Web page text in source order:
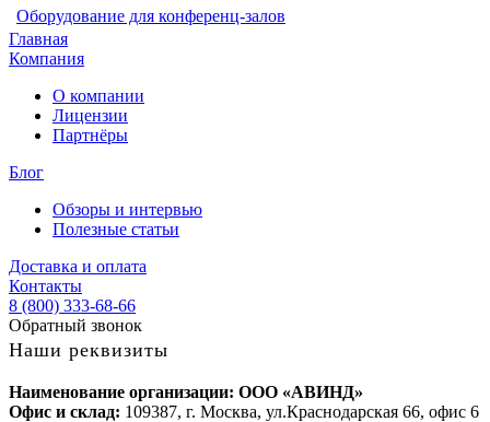
Оборудование для конференц-залов
Главная
Компания
О компании
Лицензии
Партнёры
Блог
Обзоры и интервью
Полезные статьи
Доставка и оплата
Контакты
8 (800) 333-68-66
Обратный звонок
Наши реквизиты
Наименование организации: ООО «АВИНД»
Офис и склад: 109387, г. Москва, ул.Краснодарская 66, офис 6